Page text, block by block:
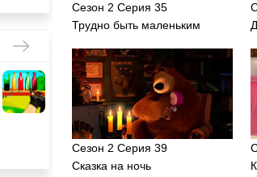
Сезон 2 Серия 35
Трудно быть маленьким
Сезон 2 Серия 39
Сказка на ночь